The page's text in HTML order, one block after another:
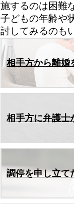
施するのは困難
子どもの年齢や
討してみるのも
相手方から離婚
相手方に弁護士
調停を申し立て